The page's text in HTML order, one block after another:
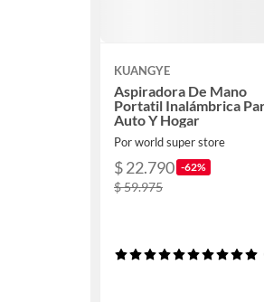
KUANGYE
Aspiradora De Mano
Portatil Inalámbrica
Auto Y Hogar
Por world super store
$ 22.790 -62%
$ 59.975